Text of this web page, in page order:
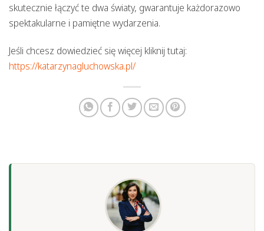
skutecznie łączyć te dwa światy, gwarantuje każdorazowo
spektakularne i pamiętne wydarzenia.
Jeśli chcesz dowiedzieć się więcej kliknij tutaj:
https://katarzynagluchowska.pl/